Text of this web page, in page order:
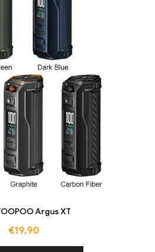
Argus XT
€19,90